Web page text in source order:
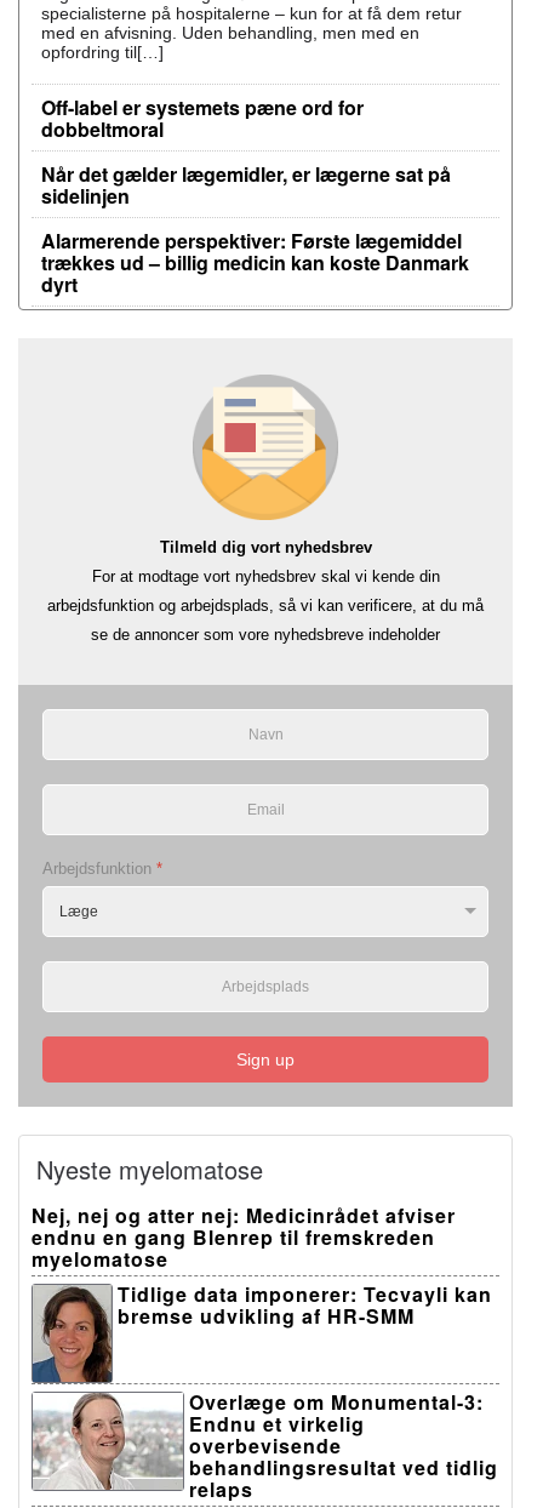
specialisterne på hospitalerne – kun for at få dem retur
med en afvisning. Uden behandling, men med en
opfordring til[…]
Off-label er systemets pæne ord for
dobbeltmoral
Når det gælder lægemidler, er lægerne sat på
sidelinjen
Alarmerende perspektiver: Første lægemiddel
trækkes ud – billig medicin kan koste Danmark
dyrt
Tilmeld dig vort nyhedsbrev
For at modtage vort nyhedsbrev skal vi kende din
arbejdsfunktion og arbejdsplads, så vi kan verificere, at du må
se de annoncer som vore nyhedsbreve indeholder
Arbejdsfunktion *
Sign up
Nyeste myelomatose
Nej, nej og atter nej: Medicinrådet afviser
endnu en gang Blenrep til fremskreden
myelomatose
Tidlige data imponerer: Tecvayli kan
bremse udvikling af HR-SMM
Overlæge om Monumental-3:
Endnu et virkelig
overbevisende
behandlingsresultat ved tidlig
relaps